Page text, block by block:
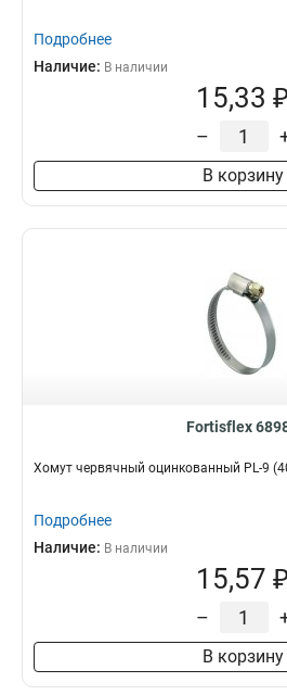
Подробнее
Наличие: В наличии
15,33 ₽
–
В корзину
Fortisflex
Хомут червячный оцинкованный PL-9
Подробнее
Наличие: В наличии
15,57 ₽
–
В корзину